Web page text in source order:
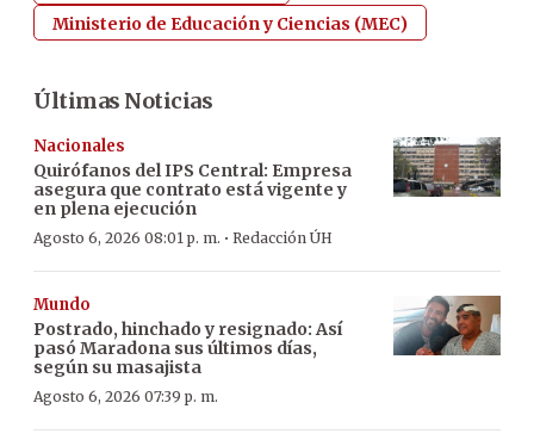
Ministerio de Educación y Ciencias (MEC)
Últimas Noticias
Nacionales
Quirófanos del IPS Central: Empresa
asegura que contrato está vigente y
en plena ejecución
Agosto 6, 2026 08:01 p. m. · Redacción ÚH
Mundo
Postrado, hinchado y resignado: Así
pasó Maradona sus últimos días,
según su masajista
Agosto 6, 2026 07:39 p. m.